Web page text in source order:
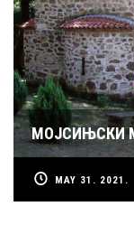
МОЈСИЊСКИ
MAY 31. 2021.